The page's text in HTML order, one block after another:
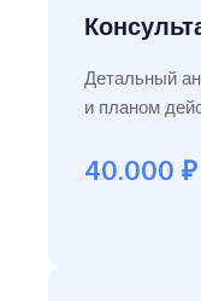
Детальный
и планом
40.000 ₽